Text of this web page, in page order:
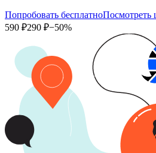
Попробовать бесплатноПосмотреть
590 ₽290 ₽−50%